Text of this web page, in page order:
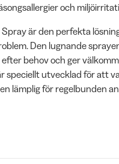
och
är den perfekta
Den lugnande
efter behov och ger
speciellt utvecklad för att
lämplig för regelbunden